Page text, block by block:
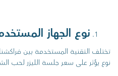
نوع الجهاز
نوع يؤثر على سعر جلسة الليزر لحب